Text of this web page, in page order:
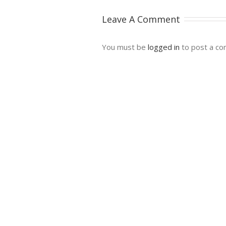
Leave A Comment
You must be logged in to post a